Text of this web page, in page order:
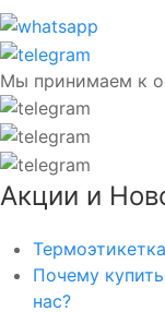
Мы принимаем к
Акции и
Почему
нас?